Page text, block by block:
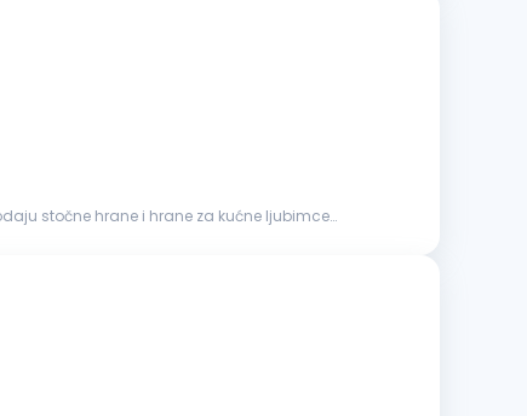
stočne hrane i hrane za kućne ljubimce